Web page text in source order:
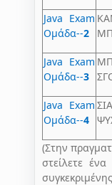
Java Exam
Ομάδα--2
Java Exam
Ομάδα--3
Java Exam
Ομάδα--4
(Στην
στείλετε